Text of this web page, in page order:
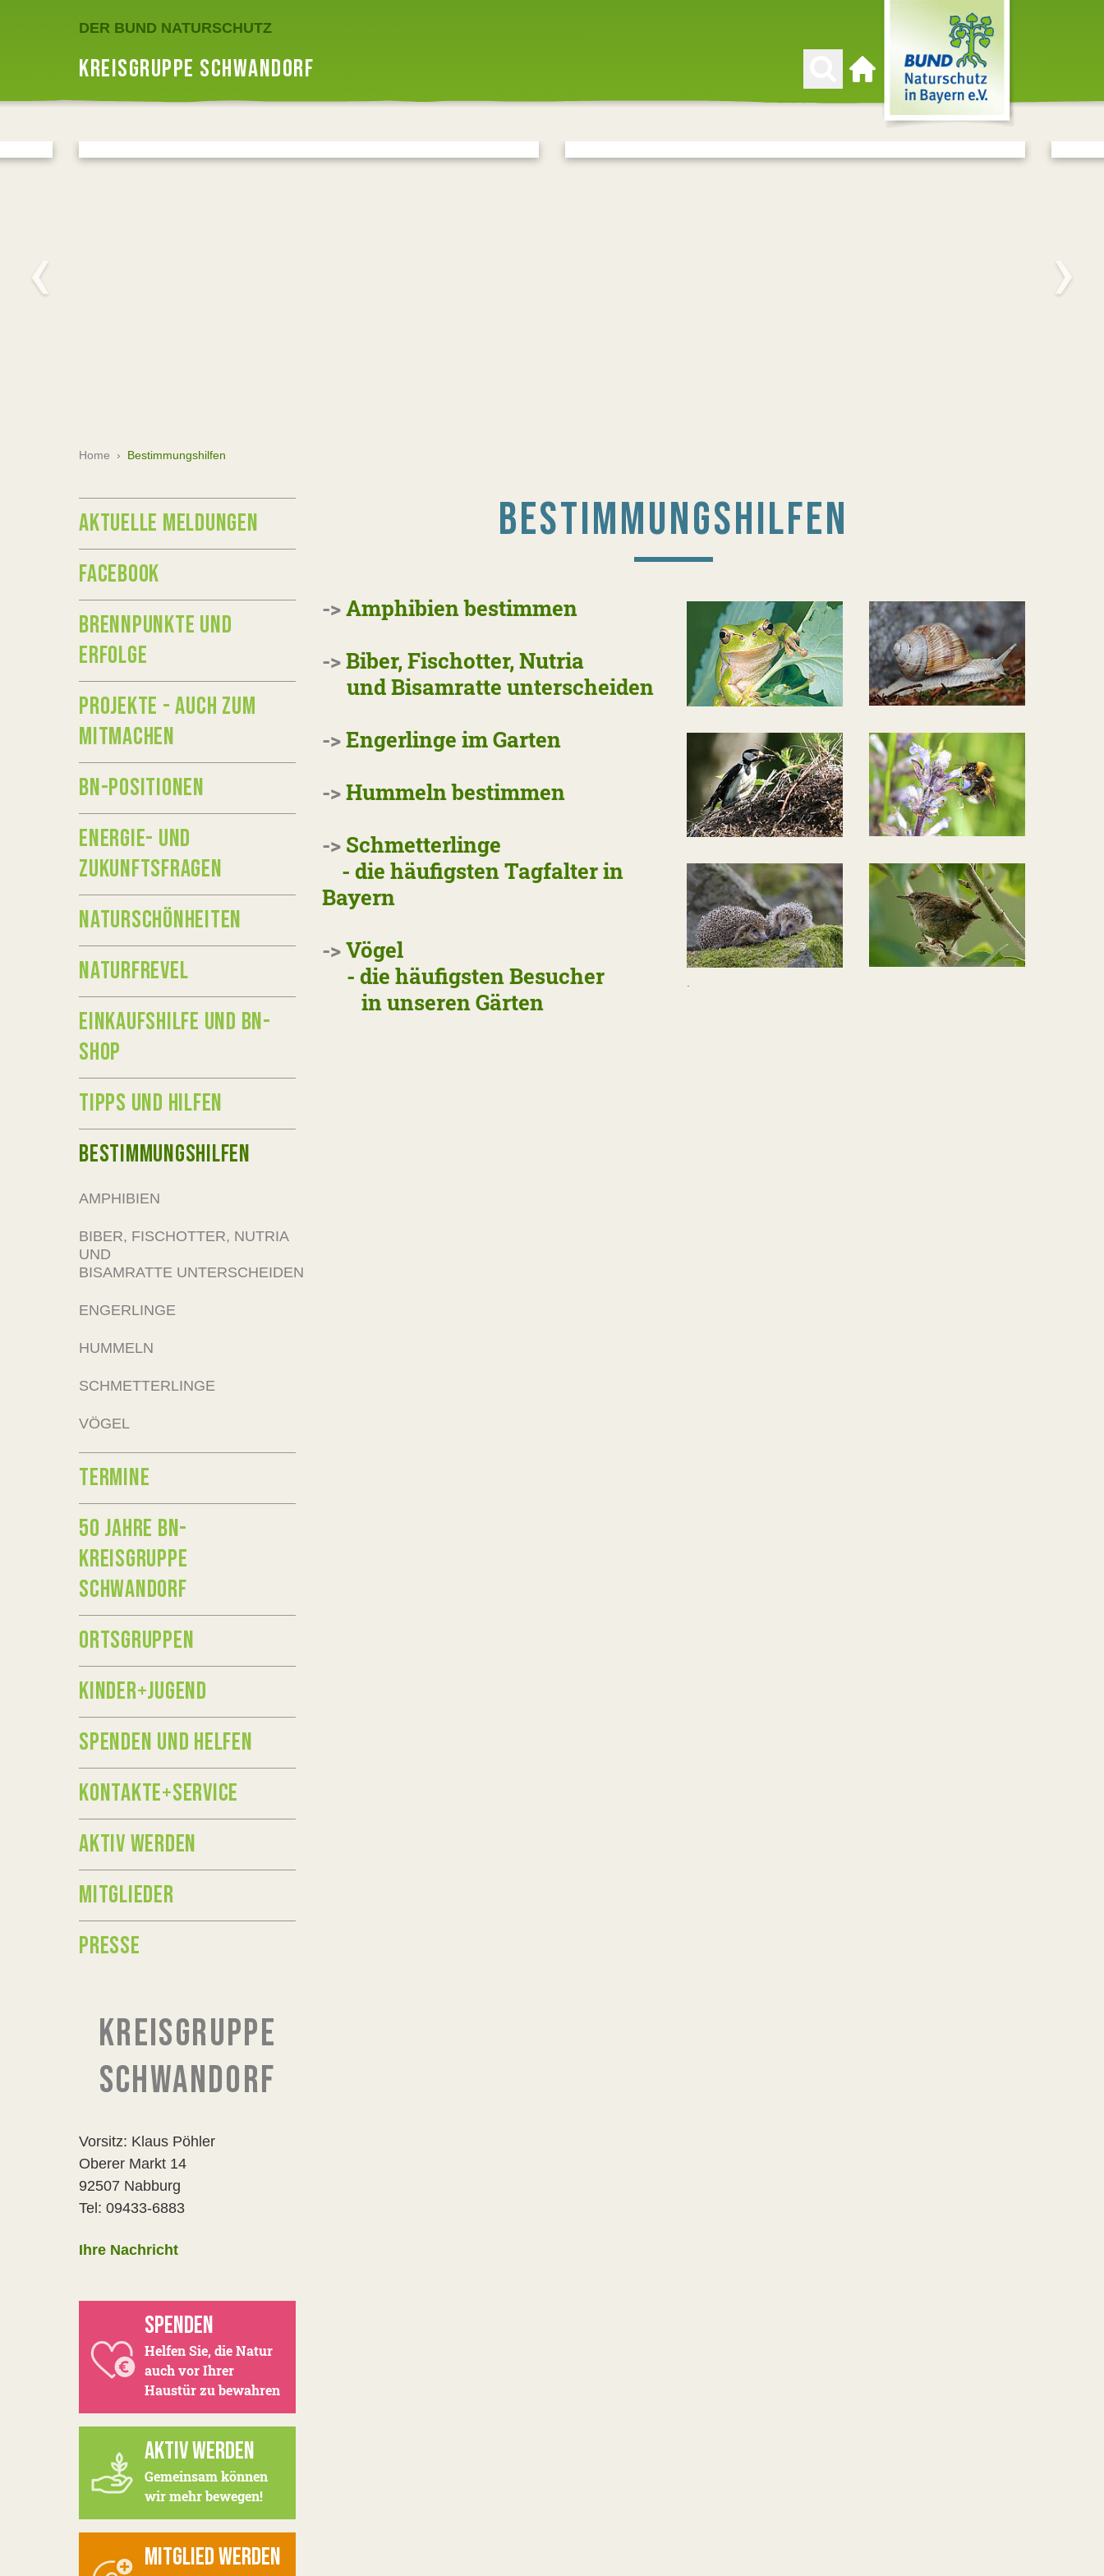
DER BUND NATURSCHUTZ
KREISGRUPPE SCHWANDORF
Zur Startseite
Home › Bestimmungshilfen
BESTIMMUNGSHILFEN
->Amphibien bestimmen
->Biber, Fischotter, Nutria
und Bisamratte unterscheiden
->Engerlinge im Garten
->Hummeln bestimmen
-> Schmetterlinge
- die häufigsten Tagfalter in
Bayern
->Vögel
- die häufigsten Besucher
in unseren Gärten
AKTUELLE MELDUNGEN
FACEBOOK
BRENNPUNKTE UND
ERFOLGE
PROJEKTE - AUCH ZUM
MITMACHEN
BN-POSITIONEN
ENERGIE- UND
ZUKUNFTSFRAGEN
NATURSCHÖNHEITEN
NATURFREVEL
EINKAUFSHILFE UND BN-
SHOP
TIPPS UND HILFEN
BESTIMMUNGSHILFEN
AMPHIBIEN
BIBER, FISCHOTTER, NUTRIA
UND
BISAMRATTE UNTERSCHEIDEN
ENGERLINGE
HUMMELN
SCHMETTERLINGE
VÖGEL
TERMINE
50 JAHRE BN-
KREISGRUPPE
SCHWANDORF
ORTSGRUPPEN
KINDER+JUGEND
SPENDEN UND HELFEN
KONTAKTE+SERVICE
AKTIV WERDEN
MITGLIEDER
PRESSE
KREISGRUPPE
SCHWANDORF
Vorsitz: Klaus Pöhler
Oberer Markt 14
92507 Nabburg
Tel: 09433-6883
Ihre Nachricht
SPENDEN
Helfen Sie, die Natur
auch vor Ihrer
Haustür zu bewahren
AKTIV WERDEN
Gemeinsam können
wir mehr bewegen!
MITGLIED WERDEN